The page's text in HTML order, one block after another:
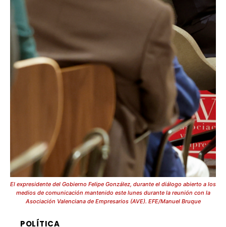
El expresidente del Gobierno Felipe González, durante el diálogo abierto a los
medios de comunicación mantenido este lunes durante la reunión con la
Asociación Valenciana de Empresarios (AVE). EFE/Manuel Bruque
POLÍTICA